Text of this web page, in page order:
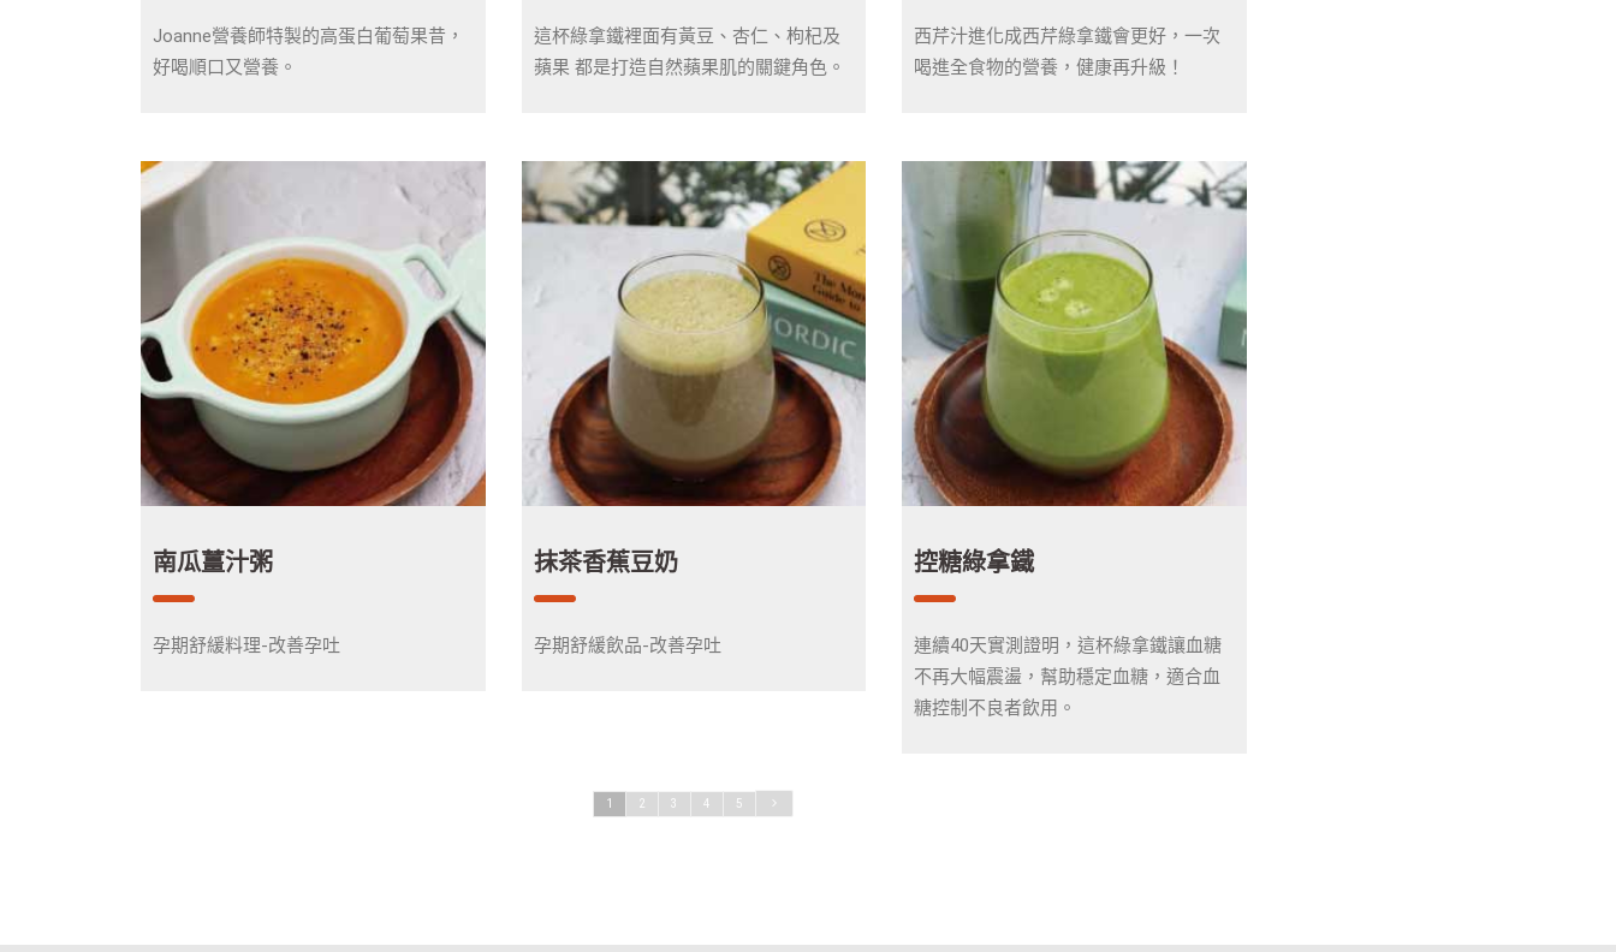
Joanne營養師特製的高蛋白葡萄果昔，
好喝順口又營養。
這杯綠拿鐵裡面有黃豆、杏仁、枸杞及
蘋果 都是打造自然蘋果肌的關鍵角色。
西芹汁進化成西芹綠拿鐵會更好，一次
喝進全食物的營養，健康再升級！
南瓜薑汁粥
孕期舒緩料理-改善孕吐
抹茶香蕉豆奶
孕期舒緩飲品-改善孕吐
控糖綠拿鐵
連續40天實測證明，這杯綠拿鐵讓血糖
不再大幅震盪，幫助穩定血糖，適合血
糖控制不良者飲用。
1 2 3 4 5